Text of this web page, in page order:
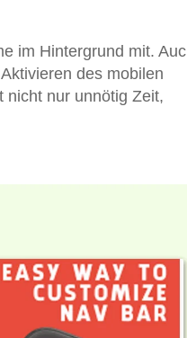
im Hintergrund mit.
des mobilen
nicht nur unnötig Zeit,